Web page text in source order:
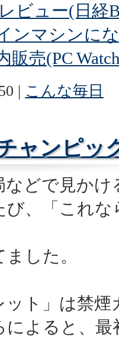
ビュー(日経
ンマシンに
販売(PC
| こんな毎日
ャンピッ
などで見か
び、「これ
した。
ット」は禁
によると、